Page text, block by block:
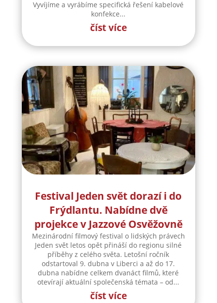
Vyvíjíme a vyrábíme specifická řešení kabelové
konfekce...
číst více
Festival Jeden svět dorazí i do
Frýdlantu. Nabídne dvě
projekce v Jazzové Osvěžovně
Mezinárodní filmový festival o lidských právech
Jeden svět letos opět přináší do regionu silné
příběhy z celého světa. Letošní ročník
odstartoval 9. dubna v Liberci a až do 17.
dubna nabídne celkem dvanáct filmů, které
otevírají aktuální společenská témata – od...
číst více